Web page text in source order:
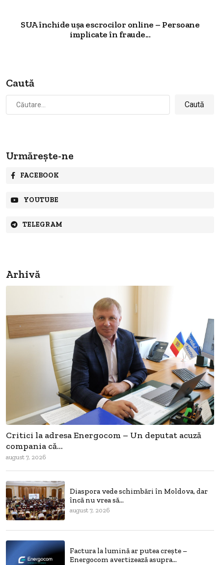
SUA închide ușa escrocilor online – Persoane
implicate în fraude...
Caută
Caută
după:
Urmărește-ne
FACEBOOK
YOUTUBE
TELEGRAM
Arhivă
Critici la adresa Energocom – Un deputat acuză
compania că...
august 7, 2026
Diaspora vede schimbări în Moldova, dar
încă nu vrea să...
august 7, 2026
Factura la lumină ar putea crește –
Energocom avertizează asupra...